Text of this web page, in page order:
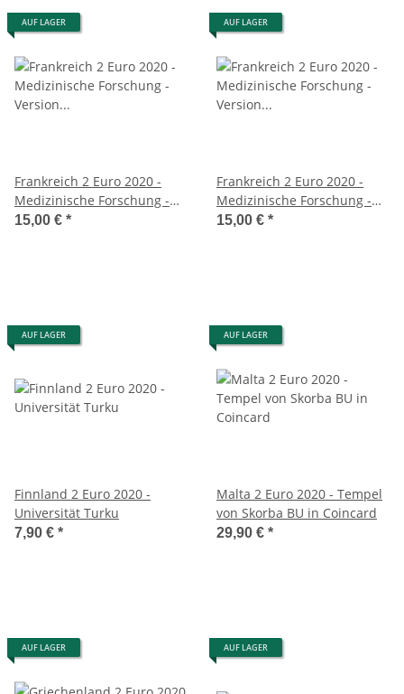
AUF LAGER
Frankreich 2 Euro 2020 -
Medizinische Forschung -
Version 2 Union - BU
15,00 € *
AUF LAGER
Frankreich 2 Euro 2020 -
Medizinische Forschung -
15,00 € *
AUF LAGER
Finnland 2 Euro 2020 -
Universität Turku
7,90 € *
AUF LAGER
Malta 2 Euro 2020 - Tempel
von Skorba BU in Coincard
29,90 € *
AUF LAGER AUF LAGER